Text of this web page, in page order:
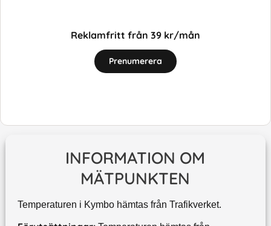
Reklamfritt från 39 kr/mån
Prenumerera
INFORMATION OM
MÄTPUNKTEN
Temperaturen i Kymbo hämtas från Trafikverket.